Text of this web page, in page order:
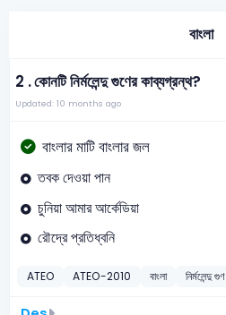
বাংলা
2 .কোনটি নির্মলেন্দু গুণের কাব্যগ্রন্থ?
Updated: 10 months ago
বাংলার মাটি বাংলার জল
তবক দেওয়া পান
চুনিয়া আমার আর্কেডিয়া
রৌদ্রে প্রতিধ্বনি
ATEO ATEO-2010 বাংলা নির্মলেন্দু গুণ